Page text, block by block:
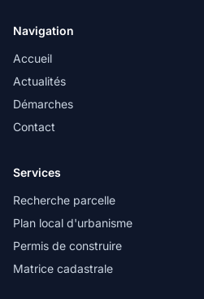
Navigation
Accueil
Actualités
Démarches
Contact
Services
Recherche parcelle
Plan local d'urbanisme
Permis de construire
Matrice cadastrale